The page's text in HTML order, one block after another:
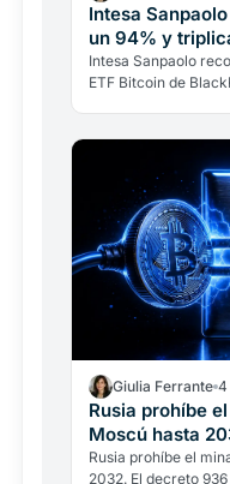
Intesa
un 94% y
Intesa Sanpaolo
ETF Bitcoin de
Giulia Ferrante 4
Rusia prohíbe
Moscú hasta
Rusia prohíbe el
2032. El decreto